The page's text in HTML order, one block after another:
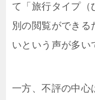
て「旅行タイプ（
別の閲覧ができる
いという声が多い
一方、不評の中心